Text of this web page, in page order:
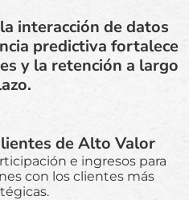
interacción de datos
predictiva fortalece
y la retención a largo
de Alto Valor
e ingresos para
con los clientes más